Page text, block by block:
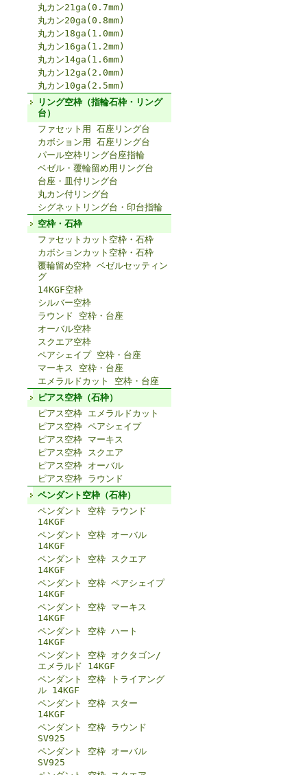
丸カン21ga(0.7mm)
丸カン20ga(0.8mm)
丸カン18ga(1.0mm)
丸カン16ga(1.2mm)
丸カン14ga(1.6mm)
丸カン12ga(2.0mm)
丸カン10ga(2.5mm)
リング空枠（指輪石枠・リング
台）
ファセット用 石座リング台
カボション用 石座リング台
パール空枠リング台座指輪
ベゼル・覆輪留め用リング台
台座・皿付リング台
丸カン付リング台
シグネットリング台・印台指輪
空枠・石枠
ファセットカット空枠・石枠
カボションカット空枠・石枠
覆輪留め空枠 ベゼルセッティン
グ
14KGF空枠
シルバー空枠
ラウンド 空枠・台座
オーバル空枠
スクエア空枠
ペアシェイプ 空枠・台座
マーキス 空枠・台座
エメラルドカット 空枠・台座
ピアス空枠（石枠）
ピアス空枠 エメラルドカット
ピアス空枠 ペアシェイプ
ピアス空枠 マーキス
ピアス空枠 スクエア
ピアス空枠 オーバル
ピアス空枠 ラウンド
ペンダント空枠（石枠）
ペンダント 空枠 ラウンド
14KGF
ペンダント 空枠 オーバル
14KGF
ペンダント 空枠 スクエア
14KGF
ペンダント 空枠 ペアシェイプ
14KGF
ペンダント 空枠 マーキス
14KGF
ペンダント 空枠 ハート
14KGF
ペンダント 空枠 オクタゴン/
エメラルド 14KGF
ペンダント 空枠 トライアング
ル 14KGF
ペンダント 空枠 スター
14KGF
ペンダント 空枠 ラウンド
SV925
ペンダント 空枠 オーバル
SV925